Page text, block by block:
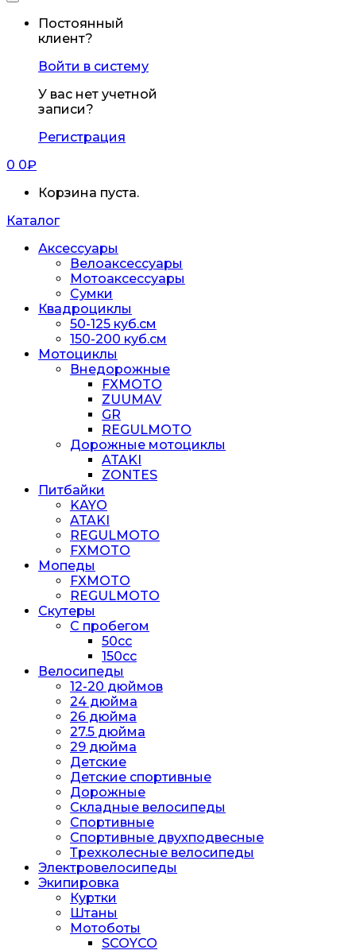
Постоянный
клиент?
Войти в систему
У вас нет учетной
записи?
Регистрация
0 0₽
Корзина пуста.
Каталог
Аксессуары
Велоаксессуары
Мотоаксессуары
Сумки
Квадроциклы
50-125 куб.см
150-200 куб.см
Мотоциклы
Внедорожные
FXMOTO
ZUUMAV
GR
REGULMOTO
Дорожные мотоциклы
ATAKI
ZONTES
Питбайки
KAYO
ATAKI
REGULMOTO
FXMOTO
Мопеды
FXMOTO
REGULMOTO
Скутеры
С пробегом
50cc
150cc
Велосипеды
12-20 дюймов
24 дюйма
26 дюйма
27.5 дюйма
29 дюйма
Детские
Детские спортивные
Дорожные
Складные велосипеды
Спортивные
Спортивные двухподвесные
Трехколесные велосипеды
Электровелосипеды
Экипировка
Куртки
Штаны
Мотоботы
SCOYCO